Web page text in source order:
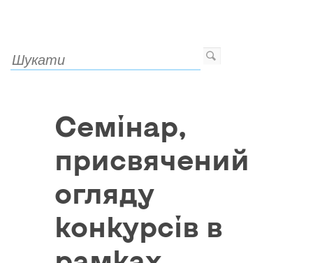
Семінар,
присвячений
огляду
конкурсів в